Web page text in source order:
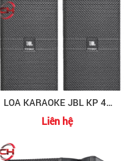
LOA KARAOKE JBL KP 4015
Liên hệ